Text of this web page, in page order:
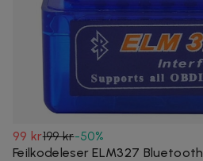
99 kr199 kr-50%
Feilkodeleser ELM327